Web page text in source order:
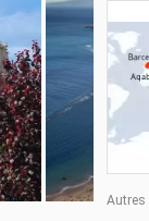
Autres